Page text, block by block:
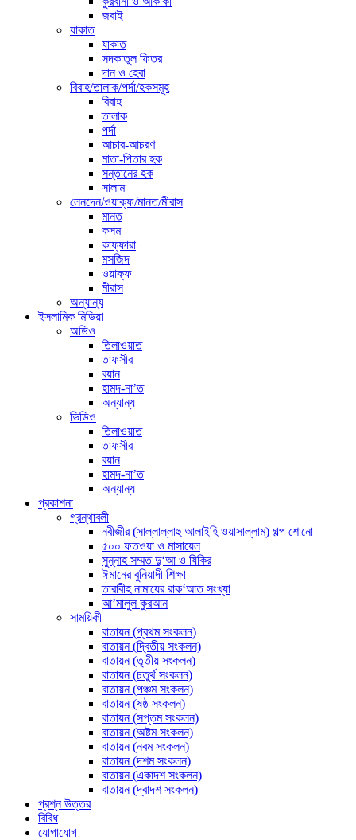
জবাই
যাকাত
যাকাত
সদকাতুল ফিতর
দান ও হেবা
বিবাহ/তালাক/পর্দা/হকসমূহ
বিবাহ
তালাক
পর্দা
আচার-আচরণ
মাতা-পিতার হক
সন্তানের হক
সালাম
লেনদেন/ওয়াক্ফ/মানত/মীরাস
মানত
কসম
কাফ্ফারা
মসজিদ
ওয়াক্ফ
মীরাস
অন্যান্য
ইসলামিক মিডিয়া
অডিও
তিলাওয়াত
তাফসীর
বয়ান
হামদ-না’ত
অন্যান্য
ভিডিও
তিলাওয়াত
তাফসীর
বয়ান
হামদ-না’ত
অন্যান্য
প্রকাশনা
গ্রন্থাবলী
নবীজীর (সাল্লাল্লাহু আলাইহি ওয়াসাল্লাম) গল্প শোনো
৫০০ ফতওয়া ও মাসায়েল
সুন্নাহ সম্মত দু‘আ ও যিকির
ঈমানের বুনিয়াদী শিক্ষা
তারাবীহ নামাযের রাক‘আত সংখ্যা
আ’মালুল কুরআন
সাময়িকী
বাতায়ন (প্রথম সংকলন)
বাতায়ন (দ্বিতীয় সংকলন)
বাতায়ন (তৃতীয় সংকলন)
বাতায়ন (চতুর্থ সংকলন)
বাতায়ন (পঞ্চম সংকলন)
বাতায়ন (ষষ্ঠ সংকলন)
বাতায়ন (সপ্তম সংকলন)
বাতায়ন (অষ্টম সংকলন)
বাতায়ন (নবম সংকলন)
বাতায়ন (দশম সংকলন)
বাতায়ন (একাদশ সংকলন)
বাতায়ন (দ্বাদশ সংকলন)
প্রশ্ন উত্তর
বিবিধ
যোগাযোগ